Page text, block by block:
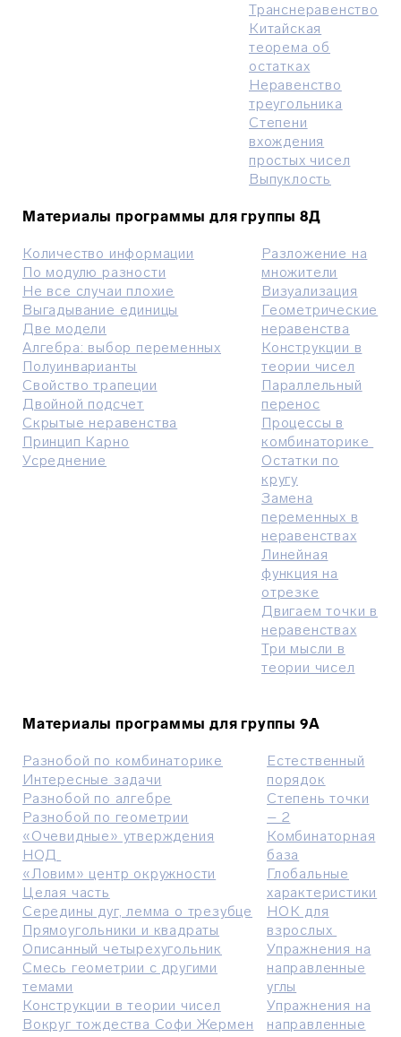
Транснеравенство
Китайская
теорема об
остатках
Неравенство
треугольника
Степени
вхождения
простых чисел
Выпуклость
Материалы программы для группы 8Д
Количество информации
По модулю разности
Не все случаи плохие
Выгадывание единицы
Две модели
Алгебра: выбор переменных
Полуинварианты
Свойство трапеции
Двойной подсчет
Скрытые неравенства
Принцип Карно
Усреднение
Разложение на
множители
Визуализация
Геометрические
неравенства
Конструкции в
теории чисел
Параллельный
перенос
Процессы в
комбинаторике
Остатки по
кругу
Замена
переменных в
неравенствах
Линейная
функция на
отрезке
Двигаем точки в
неравенствах
Три мысли в
теории чисел
Материалы программы для группы 9A
Разнобой по комбинаторике
Интересные задачи
Разнобой по алгебре
Разнобой по геометрии
«Очевидные» утверждения
НОД
«Ловим» центр окружности
Целая часть
Середины дуг, лемма о трезубце
Прямоугольники и квадраты
Описанный четырехугольник
Смесь геометрии с другими
темами
Конструкции в теории чисел
Вокруг тождества Софи Жермен
Естественный
порядок
Степень точки
– 2
Комбинаторная
база
Глобальные
характеристики
НОК для
взрослых
Упражнения на
направленные
углы
Упражнения на
направленные